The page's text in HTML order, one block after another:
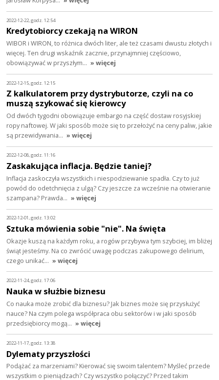
2022-12-22, godz. 12:54
Kredytobiorcy czekają na WIRON
WIBOR i WIRON, to różnica dwóch liter, ale też czasami dwustu złotych i
więcej. Ten drugi wskaźnik zacznie, przynajmniej częściowo,
obowiązywać w przyszłym… » więcej
2022-12-15, godz. 12:15
Z kalkulatorem przy dystrybutorze, czyli na co
muszą szykować się kierowcy
Od dwóch tygodni obowiązuje embargo na część dostaw rosyjskiej
ropy naftowej. W jaki sposób może się to przełożyć na ceny paliw, jakie
są przewidywania… » więcej
2022-12-08, godz. 11:16
Zaskakująca inflacja. Będzie taniej?
Inflacja zaskoczyła wszystkich i niespodziewanie spadła. Czy to już
powód do odetchnięcia z ulgą? Czy jeszcze za wcześnie na otwieranie
szampana? Prawda… » więcej
2022-12-01, godz. 13:02
Sztuka mówienia sobie "nie". Na święta
Okazje kuszą na każdym roku, a rogów przybywa tym szybciej, im bliżej
świąt jesteśmy. Na co zwrócić uwagę podczas zakupowego delirium,
czego unikać… » więcej
2022-11-24, godz. 17:06
Nauka w służbie biznesu
Co nauka może zrobić dla biznesu? Jak biznes może się przysłużyć
nauce? Na czym polega współpraca obu sektorów i w jaki sposób
przedsiębiorcy mogą… » więcej
2022-11-17, godz. 13:38
Dylematy przyszłości
Podążać za marzeniami? Kierować się swoim talentem? Myśleć przede
wszystkim o pieniądzach? Czy wszystko połączyć? Przed takim